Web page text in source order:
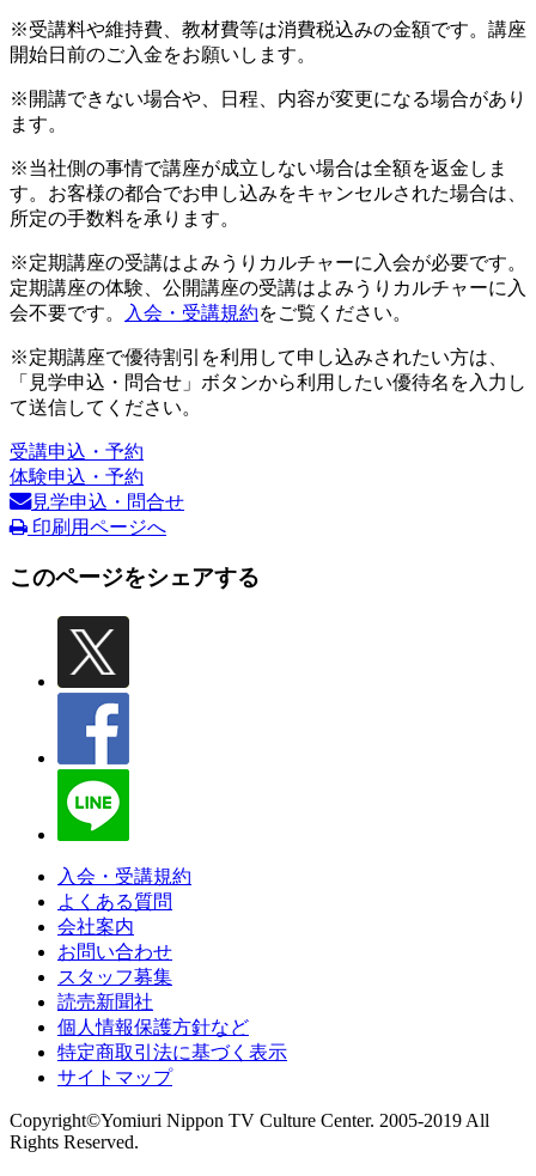
※受講料や維持費、教材費等は消費税込みの金額です。講座
開始日前のご入金をお願いします。
※開講できない場合や、日程、内容が変更になる場合があり
ます。
※当社側の事情で講座が成立しない場合は全額を返金しま
す。お客様の都合でお申し込みをキャンセルされた場合は、
所定の手数料を承ります。
※定期講座の受講はよみうりカルチャーに入会が必要です。
定期講座の体験、公開講座の受講はよみうりカルチャーに入
会不要です。
入会・受講規約をご覧ください。
※定期講座で優待割引を利用して申し込みされたい方は、
「見学申込・問合せ」ボタンから利用したい優待名を入力し
て送信してください。
受講申込・予約
体験申込・予約
見学申込・問合せ
印刷用ページへ
このページをシェアする
入会・受講規約
よくある質問
会社案内
お問い合わせ
スタッフ募集
読売新聞社
個人情報保護方針など
特定商取引法に基づく表示
サイトマップ
Copyright©Yomiuri Nippon TV Culture Center. 2005-2019 All
Rights Reserved.